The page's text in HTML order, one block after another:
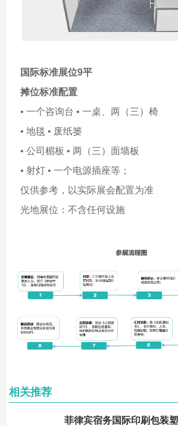
国际标准展位9平
摊位标准配置
• 一个咨询台 • 一桌、两（三）椅
• 地毯 • 废纸篓
• 公司楣板 • 两（三）面墙板
• 射灯 • 一个电源插座等；
仅供参考，以实际展会配置为准
光地展位：不含任何设施
相关推荐
菲律宾宿务国际印刷包装